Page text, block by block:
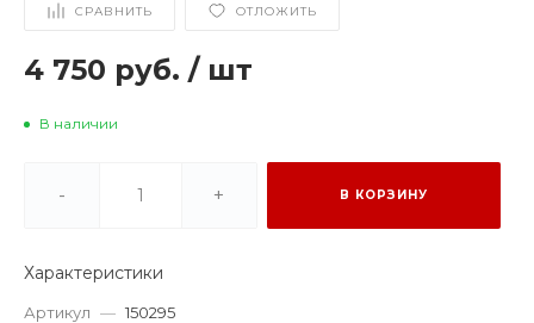
СРАВНИТЬ ОТЛОЖИТЬ
4 750 руб. / шт
В наличии
- + В КОРЗИНУ
Характеристики
Артикул — 150295